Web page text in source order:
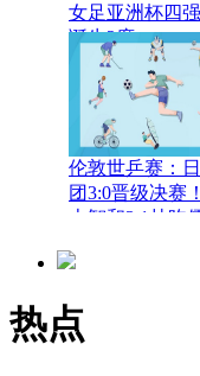
女足亚洲杯四
诞生2席
伦敦世乒赛：
团3:0晋级决赛
本智和3:1林昀
热点